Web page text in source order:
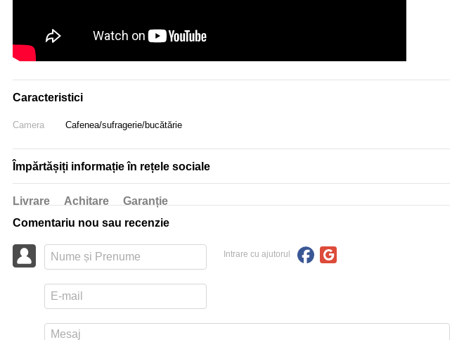
Caracteristici
Camera Cafenea/sufragerie/bucătărie
Împărtășiți informație în rețele sociale
Livrare Achitare
Garanție
Comentariu nou sau recenzie
Intrare cu ajutorul